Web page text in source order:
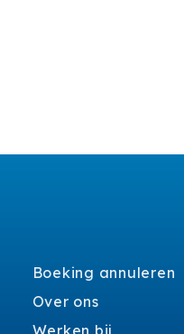
Boeking annuleren
Over ons
Werken bij